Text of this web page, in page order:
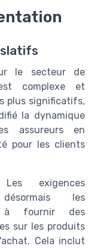
le secteur de
complexe et
plus significatifs,
la dynamique
assureurs en
pour les clients
exigences
les
à fournir des
sur les produits
Cela inclut